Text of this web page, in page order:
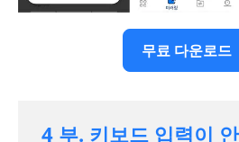
무료 다운로드
4 부. 키보드 입력이